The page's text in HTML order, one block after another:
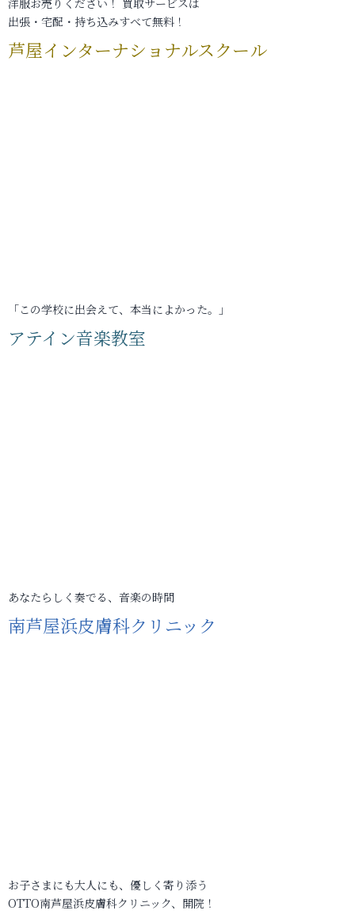
洋服お売りください！ 買取サービスは
出張・宅配・持ち込みすべて無料！
芦屋インターナショナルスクール
「この学校に出会えて、本当によかった。」
アテイン音楽教室
あなたらしく奏でる、音楽の時間
南芦屋浜皮膚科クリニック
お子さまにも大人にも、優しく寄り添う
OTTO南芦屋浜皮膚科クリニック、開院！